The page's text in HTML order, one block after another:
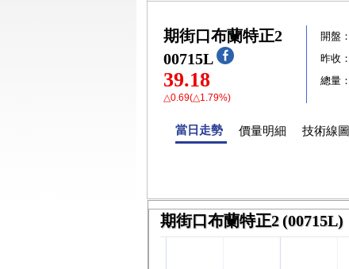
期街口布蘭特正2
00715L
39.18
△0.69(△1.79%)
開盤：
昨收：
總量：
當日走勢 價量明細 技術線圖